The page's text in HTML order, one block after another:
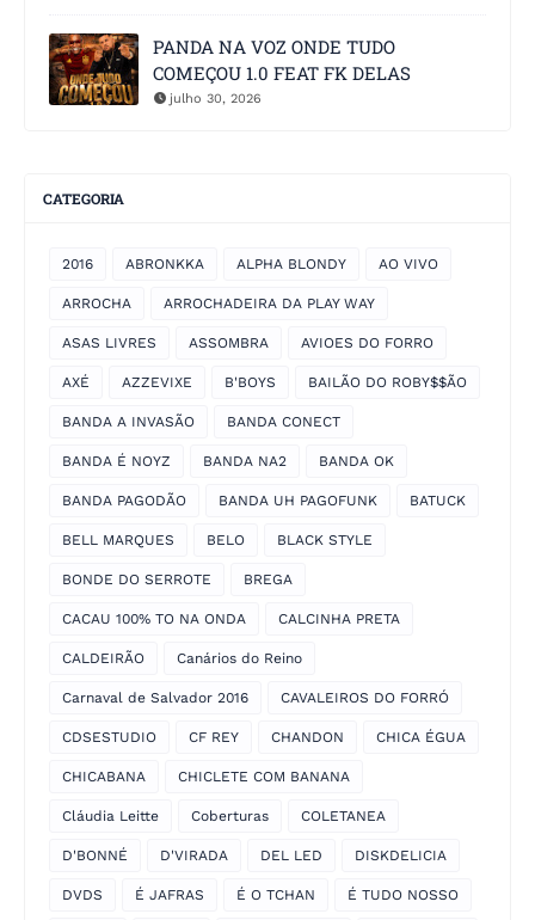
PANDA NA VOZ ONDE TUDO
COMEÇOU 1.0 FEAT FK DELAS
julho 30, 2026
CATEGORIA
2016 ABRONKKA ALPHA BLONDY AO VIVO
ARROCHA ARROCHADEIRA DA PLAY WAY
ASAS LIVRES ASSOMBRA AVIOES DO FORRO
AXÉ AZZEVIXE B'BOYS BAILÃO DO ROBY$$ÃO
BANDA A INVASÃO BANDA CONECT
BANDA É NOYZ BANDA NA2 BANDA OK
BANDA PAGODÃO BANDA UH PAGOFUNK BATUCK
BELL MARQUES BELO BLACK STYLE
BONDE DO SERROTE BREGA
CACAU 100% TO NA ONDA CALCINHA PRETA
CALDEIRÃO Canários do Reino
Carnaval de Salvador 2016 CAVALEIROS DO FORRÓ
CDSESTUDIO CF REY CHANDON CHICA ÉGUA
CHICABANA CHICLETE COM BANANA
Cláudia Leitte Coberturas COLETANEA
D'BONNÉ D'VIRADA DEL LED DISKDELICIA
DVDS É JAFRAS É O TCHAN É TUDO NOSSO